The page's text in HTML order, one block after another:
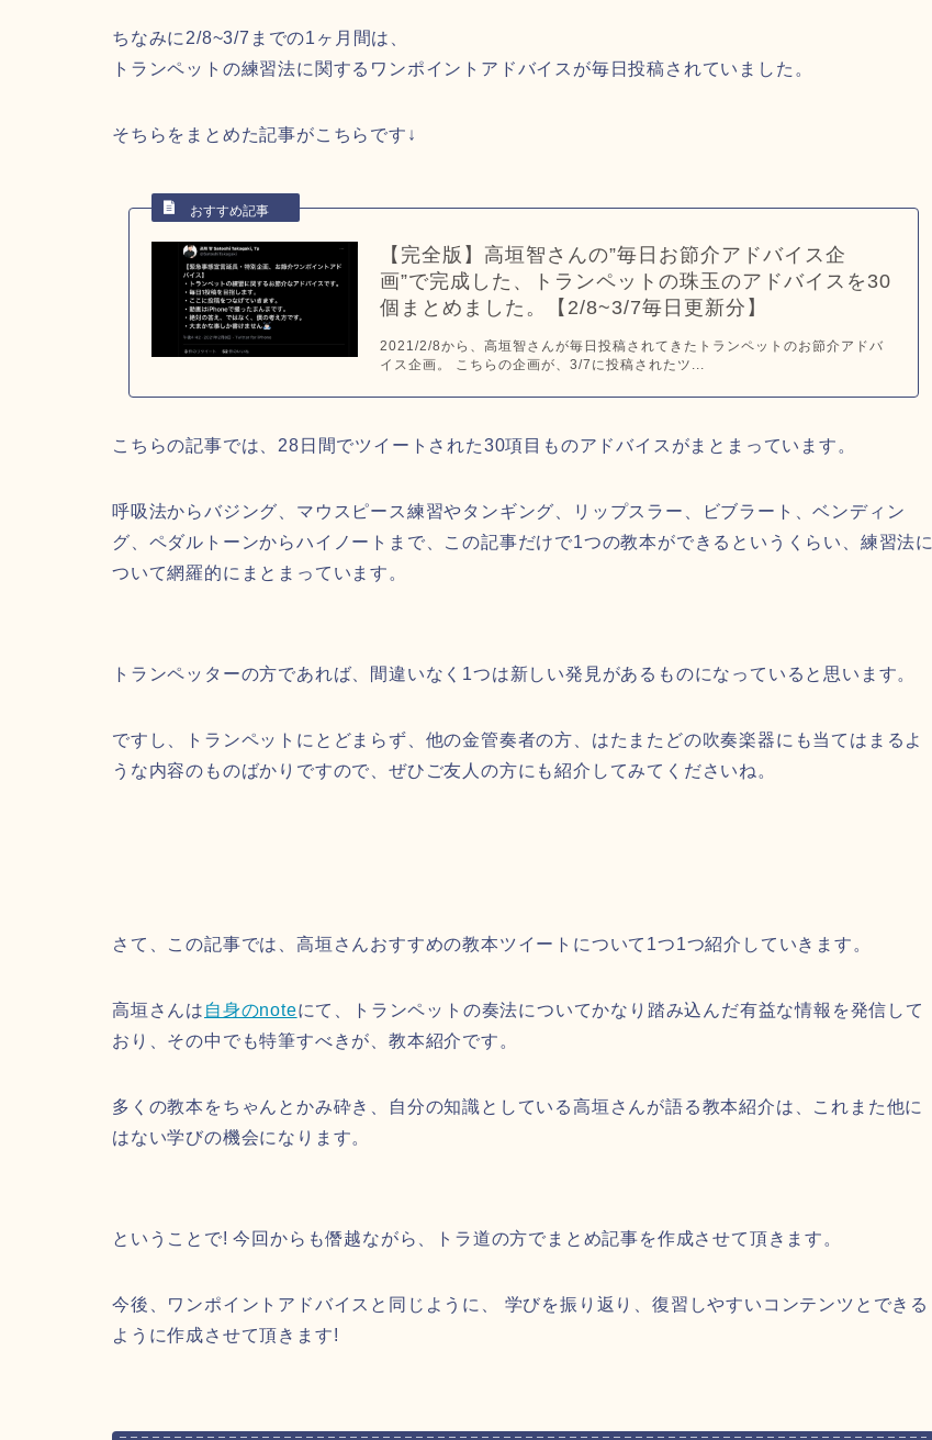
ちなみに2/8~3/7までの1ヶ月間は、
トランペットの練習法に関するワンポイントアドバイスが毎日投稿されていました。
そちらをまとめた記事がこちらです↓
【完全版】高垣智さんの”毎日お節介アドバイス企
画”で完成した、トランペットの珠玉のアドバイスを30
個まとめました。【2/8~3/7毎日更新分】
2021/2/8から、高垣智さんが毎日投稿されてきたトランペットのお節介アドバ
イス企画。 こちらの企画が、3/7に投稿されたツ...
こちらの記事では、28日間でツイートされた30項目ものアドバイスがまとまっています。
呼吸法からバジング、マウスピース練習やタンギング、リップスラー、ビブラート、ベンディン
グ、ペダルトーンからハイノートまで、この記事だけで1つの教本ができるというくらい、練習法に
ついて網羅的にまとまっています。
トランペッターの方であれば、間違いなく1つは新しい発見があるものになっていると思います。
ですし、トランペットにとどまらず、他の金管奏者の方、はたまたどの吹奏楽器にも当てはまるよ
うな内容のものばかりですので、ぜひご友人の方にも紹介してみてくださいね。
さて、この記事では、高垣さんおすすめの教本ツイートについて1つ1つ紹介していきます。
高垣さんは 自身のnoteにて、トランペットの奏法についてかなり踏み込んだ有益な情報を発信して
おり、その中でも特筆すべきが、教本紹介です。
多くの教本をちゃんとかみ砕き、自分の知識としている高垣さんが語る教本紹介は、これまた他に
はない学びの機会になります。
ということで! 今回からも僭越ながら、トラ道の方でまとめ記事を作成させて頂きます。
今後、ワンポイントアドバイスと同じように、 学びを振り返り、復習しやすいコンテンツとできる
ように作成させて頂きます!